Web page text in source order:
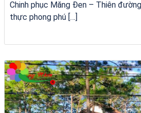
Chinh phục Măng Đen – Thiên
thực phong phú […]
du thuyền trên biển Quy Nhơn